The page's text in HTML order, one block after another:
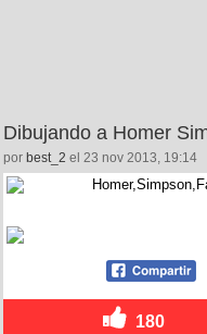
Dibujando a Homer
por best_2 el 23 nov 2013, 19:14
180